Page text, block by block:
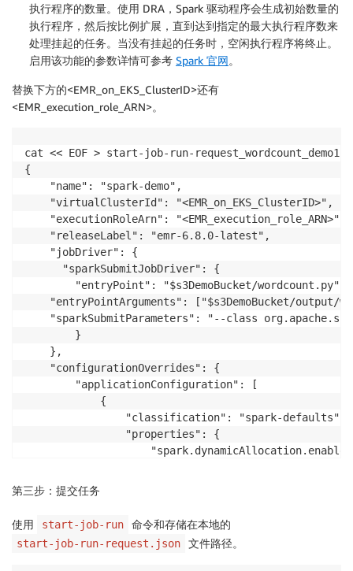
执行程序的数量。使用 DRA，Spark 驱动程序会生成初始数量的
执行程序，然后按比例扩展，直到达到指定的最大执行程序数来
处理挂起的任务。当没有挂起的任务时，空闲执行程序将终止。
启用该功能的参数详情可参考 Spark 官网。
替换下方的<EMR_on_EKS_ClusterID>还有
<EMR_execution_role_ARN>。
cat << EOF > start-job-run-
{
    "name": "spark-demo",
    "virtualClusterId": "<EMR_on_EKS_ClusterID>",
"executionRoleArn":
    "releaseLabel": "emr-6.8.0-latest",
    "jobDriver": {
      "sparkSubmitJobDriver": {
"entryPoint": "$s3DemoBucket/
"entryPointArguments": ["$s3DemoBucket/output/
"sparkSubmitParameters": "--class
        }
    },
    "configurationOverrides": {
        "applicationConfiguration": [
            {
                "classification": "spark-defaults",
                "properties": {
第三步：提交任务
使用 start-job-run 命令和存储在本地的
start-job-run-request.json 文件路径。